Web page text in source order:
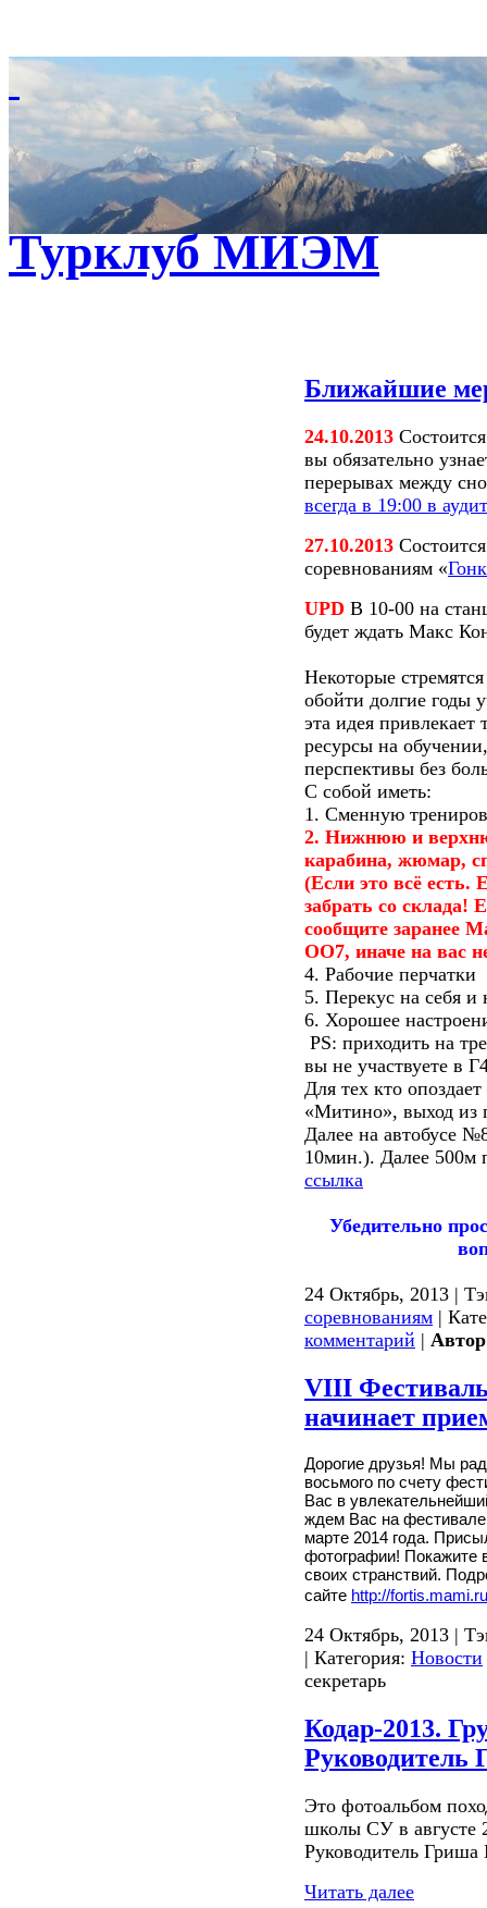
Турклуб МИЭМ
Ближайшие
24.10.2013
вы обязательно
перерывах между
всегда в 19:00 в
27.10.2013
соревнованиям «
UPD В 10-00 на
будет ждать Макс
Некоторые
обойти долгие годы
эта идея привлекает
ресурсы на
перспективы без
С собой иметь:
1. Сменную
2. Нижнюю и
карабина, жюмар,
(Если это всё есть.
забрать со склада!
сообщите заранее
ОО7, иначе на вас
4. Рабочие перчатки
5. Перекус на себя и
6. Хорошее
PS: приходить на
вы не участвуете в
Для тех кто
«Митино», выход из
Далее на автобусе
10мин.). Далее 500м
ссылка
Убедительно
24 Октябрь, 2013 |
соревнованиям |
комментарий |
VIII
начинает
Дорогие друзья! Мы
восьмого по счету
Вас в
ждем Вас на фестивале
марте 2014 года.
фотографии! Покажите
своих странствий.
сайте http://
24 Октябрь, 2013 |
| Категория: Новости
секретарь
Кодар-2013.
Это фотоальбом
школы СУ в августе
Руководитель Гриша
Читать далее